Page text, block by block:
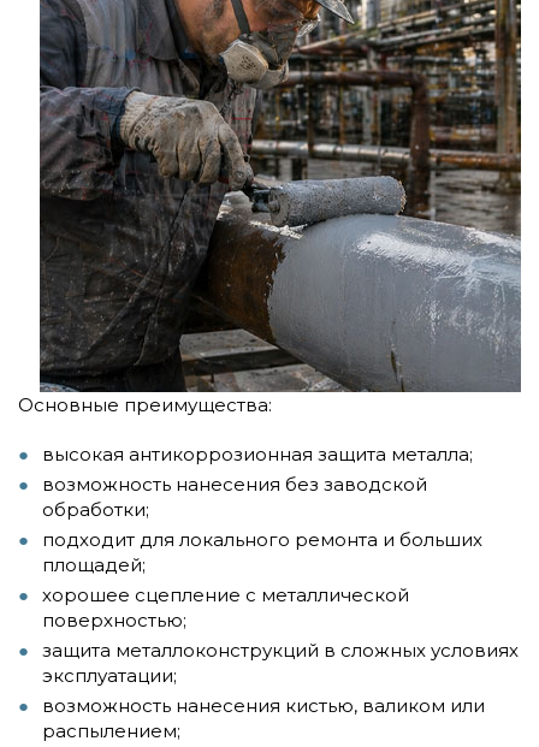
Основные преимущества:
высокая антикоррозионная защита металла;
возможность нанесения без заводской
обработки;
подходит для локального ремонта и больших
площадей;
хорошее сцепление с металлической
поверхностью;
защита металлоконструкций в сложных условиях
эксплуатации;
возможность нанесения кистью, валиком или
распылением;